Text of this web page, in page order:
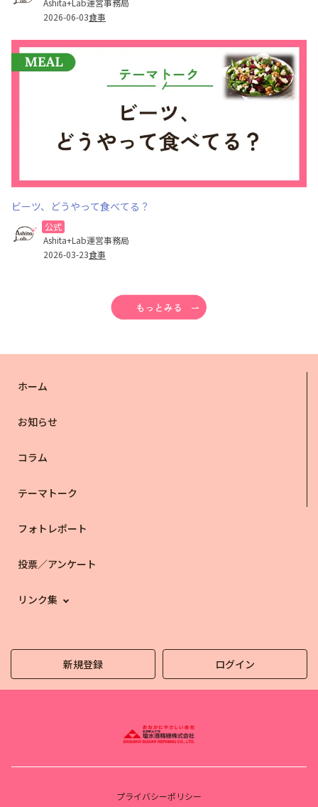
2026-06-03食事
ビーツ、どうやって食べてる？
公式
Ashita+Lab運営事務局
2026-03-23食事
ホーム
お知らせ
コラム
テーマトーク
フォトレポート
投票／アンケート
リンク集
新規登録 ログイン
プライバシーポリシー